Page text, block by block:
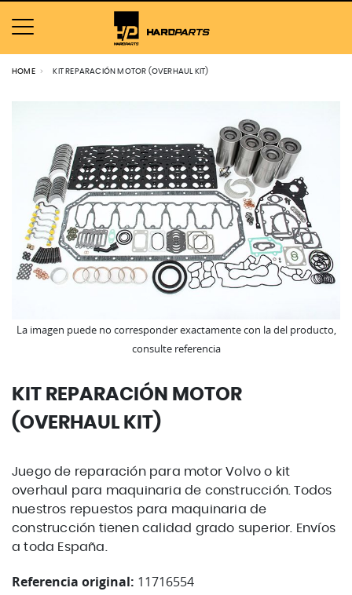
HOME KIT REPARACIÓN MOTOR (OVERHAUL KIT)
KIT REPARACIÓN MOTOR
(OVERHAUL KIT)
Juego de reparación para motor Volvo o kit
overhaul para maquinaria de construcción. Todos
nuestros repuestos para maquinaria de
construcción tienen calidad grado superior. Envíos
a toda España.
Referencia original: 11716554
La imagen puede no corresponder exactamente con la del producto,
consulte referencia